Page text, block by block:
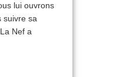
lui ouvrons
suivre sa
Nef a